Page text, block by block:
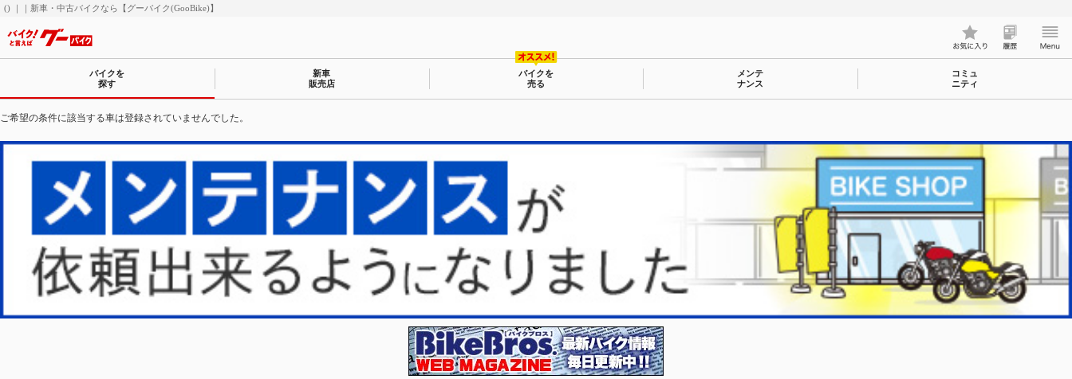
() ｜｜新車・中古バイクなら【グーバイク(GooBike)】
バイクを
探す
新車
販売店
バイクを
売る
メンテ
ナンス
コミュ
ニティ
ご希望の条件に該当する車は登録されていませんでした。